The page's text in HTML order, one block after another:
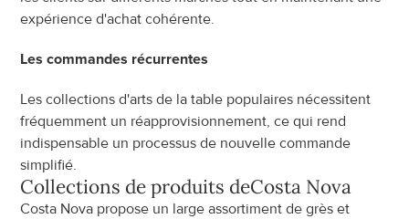
expérience d'achat cohérente.
Les commandes récurrentes
Les collections d'arts de la table populaires nécessitent
fréquemment un réapprovisionnement, ce qui rend
indispensable un processus de nouvelle commande
simplifié.
Collections de produits deCosta Nova
Costa Nova propose un large assortiment de grès et